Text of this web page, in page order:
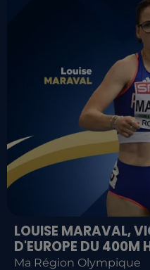
LOUISE MARAVAL,
D'EUROPE DU 400M
Ma Région Olympique